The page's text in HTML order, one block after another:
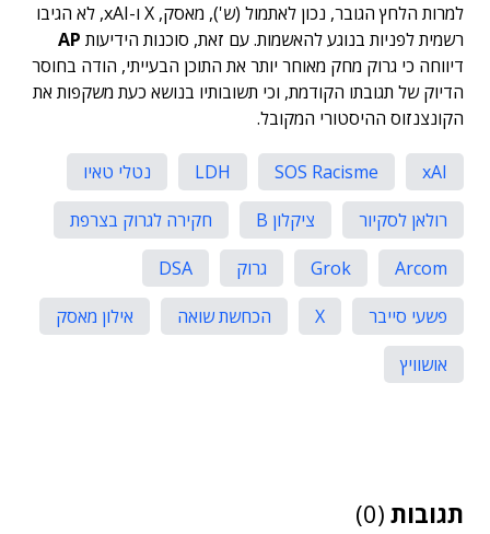
למרות הלחץ הגובר, נכון לאתמול (ש'), מאסק, X ו-xAI, לא הגיבו
רשמית לפניות בנוגע להאשמות. עם זאת, סוכנות הידיעות AP
דיווחה כי גרוק מחק מאוחר יותר את התוכן הבעייתי, הודה בחוסר
הדיוק של תגובתו הקודמת, וכי תשובותיו בנושא כעת משקפות את
הקונצנזוס ההיסטורי המקובל.
xAI
SOS Racisme
LDH
נטלי טאיו
רולאן לסקיור
ציקלון B
חקירה לגרוק בצרפת
Arcom
Grok גרוק
DSA
פשעי סייבר
X הכחשת שואה
אילון מאסק
אושוויץ
תגובות (0)